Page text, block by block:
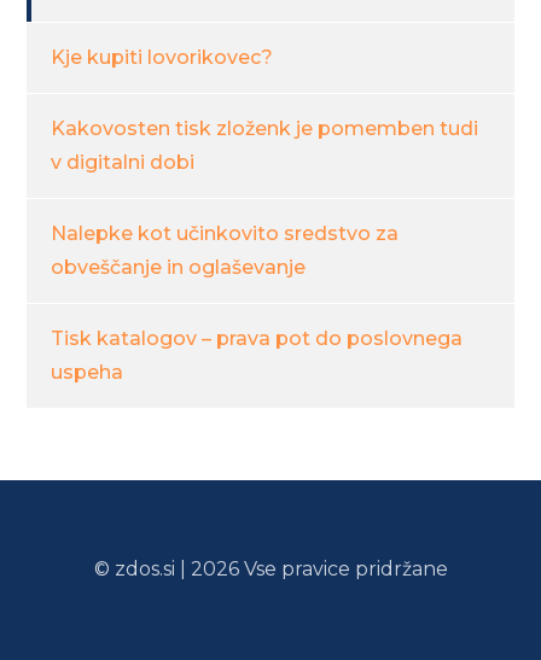
Kje kupiti lovorikovec?
Kakovosten tisk zloženk je pomemben tudi
v digitalni dobi
Nalepke kot učinkovito sredstvo za
obveščanje in oglaševanje
Tisk katalogov – prava pot do poslovnega
uspeha
© zdos.si | 2026 Vse pravice pridržane